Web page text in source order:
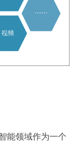
能领域作为一个